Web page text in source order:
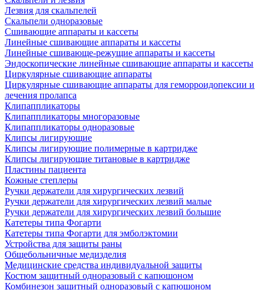
Лезвия для скальпелей
Скальпели одноразовые
Сшивающие аппараты и кассеты
Линейные сшивающие аппараты и кассеты
Линейные сшивающе-режущие аппараты и кассеты
Эндоскопические линейные сшивающие аппараты и кассеты
Циркулярные сшивающие аппараты
Циркулярные сшивающие аппараты для геморроидопексии и
лечения пролапса
Клипаппликаторы
Клипаппликаторы многоразовые
Клипаппликаторы одноразовые
Клипсы лигирующие
Клипсы лигирующие полимерные в картридже
Клипсы лигирующие титановые в картридже
Пластины пациента
Кожные степлеры
Ручки держатели для хирургических лезвий
Ручки держатели для хирургических лезвий малые
Ручки держатели для хирургических лезвий большие
Катетеры типа Фогарти
Катетеры типа Фогарти для эмболэктомии
Устройства для защиты раны
Общебольничные медизделия
Медицинские средства индивидуальной защиты
Костюм защитный одноразовый с капюшоном
Комбинезон защитный одноразовый с капюшоном